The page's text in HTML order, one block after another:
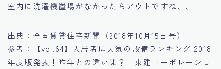
室内に洗濯機置場がなかったらアウトですね、、
出典：全国賃貸住宅新聞（2018年10月15日号）
参考：【vol.64】入居者に人気の設備ランキング 2018
年度版発表！昨年との違いは？｜東建コーポレーショ